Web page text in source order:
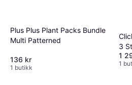
Plus Plus Plant Packs Bundle
Multi Patterned
136 kr
1 butikk
3
1
1